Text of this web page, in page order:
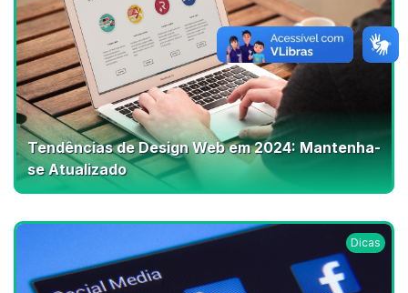
Tendências de Design Web em 2024: Mantenha-
se Atualizado
Dicas